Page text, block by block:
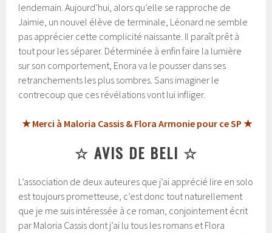
lendemain. Aujourd’hui, alors qu’elle se rapproche de
Jaimie, un nouvel élève de terminale, Léonard ne semble
pas apprécier cette complicité naissante. Il paraît prêt à
tout pour les séparer. Déterminée à enfin faire la lumière
sur son comportement, Enora va le pousser dans ses
retranchements les plus sombres. Sans imaginer le
contrecoup que ces révélations vont lui infliger.
★ Merci à Maloria Cassis & Flora Armonie pour ce SP ★
☆ AVIS DE BELI ☆
L’association de deux auteures que j’ai apprécié lire en solo
est toujours prometteuse, c’est donc tout naturellement
que je me suis intéressée à ce roman, conjointement écrit
par Maloria Cassis dont j’ai lu tous les romans et Flora